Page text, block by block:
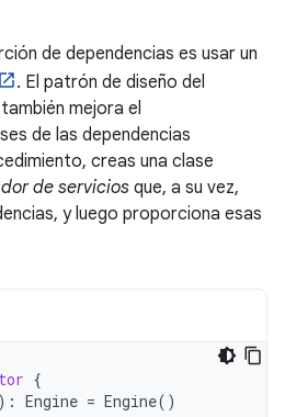
de dependencias es usar un
. El patrón de diseño del
mejora el
de las dependencias
creas una clase
de servicios que, a su vez,
y luego proporciona esas
{
Engine = Engine()